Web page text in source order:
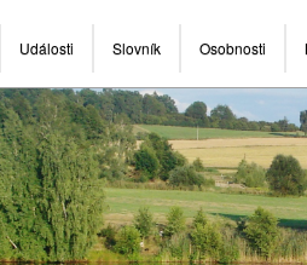
Události Slovník Osobnosti